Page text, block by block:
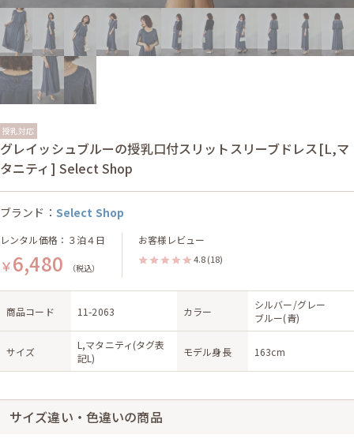
授乳対応
グレイッシュブルーの授乳口付スリットスリーブドレス[L,マ
タニティ] Select Shop
ブランド： Select Shop
レンタル価格：３泊４日
￥6,480 （税込）
お客様レビュー
4.8 (18)
商品コード 11-2063 カラー
シルバー/グレー
ブルー(青)
サイズ
L,マタニティ(タグ表
記L)
モデル身長 163cm
サイズ違い・色違いの商品